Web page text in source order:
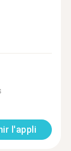
l'appli